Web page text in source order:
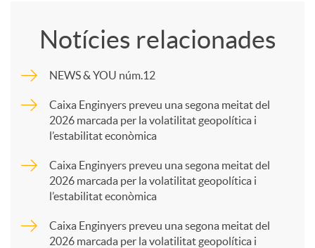
p
Notícies relacionades
NEWS & YOU núm.12
Caixa Enginyers preveu una segona meitat del
2026 marcada per la volatilitat geopolítica i
l’estabilitat econòmica
Caixa Enginyers preveu una segona meitat del
2026 marcada per la volatilitat geopolítica i
l’estabilitat econòmica
Caixa Enginyers preveu una segona meitat del
2026 marcada per la volatilitat geopolítica i